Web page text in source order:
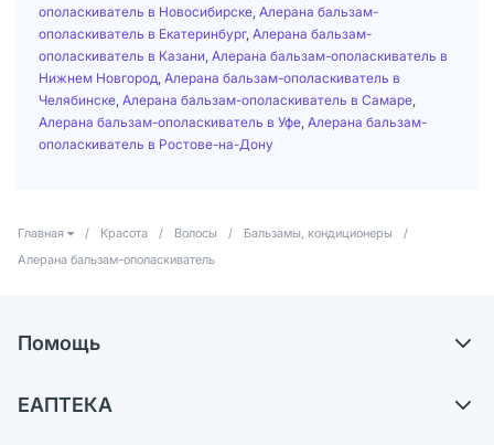
ополаскиватель в Новосибирске Алерана бальзам-
ополаскиватель в Екатеринбург, Алерана бальзам-
ополаскиватель в Казани Алерана бальзам-ополаскиватель в
Нижнем Новгород Алерана бальзам-ополаскиватель в
Челябинске Алерана бальзам-ополаскиватель в Самаре
Алерана бальзам-ополаскиватель в Уфе Алерана бальзам-
ополаскиватель в Ростове-на-Дону
Главная / Красота / Волосы / Бальзамы, кондиционеры
/
Алерана бальзам-ополаскиватель
Помощь
Самовывоз из аптек
ЕАПТЕКА